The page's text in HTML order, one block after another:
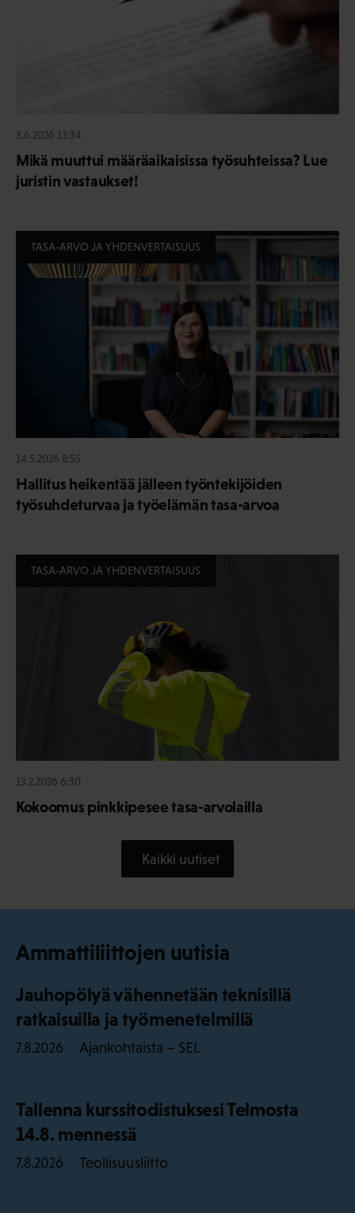
3.6.2026 13:34
Mikä muuttui määräaikaisissa työsuhteissa? Lue
juristin vastaukset!
TASA-ARVO JA YHDENVERTAISUUS
14.5.2026 8:55
Hallitus heikentää jälleen työntekijöiden
työsuhdeturvaa ja työelämän tasa-arvoa
TASA-ARVO JA YHDENVERTAISUUS
13.2.2026 6:30
Kokoomus pinkkipesee tasa-arvolailla
Kaikki uutiset
Ammattiliittojen uutisia
Jauhopölyä vähennetään teknisillä
ratkaisuilla ja työmenetelmillä
7.8.2026 Ajankohtaista – SEL
Tallenna kurssitodistuksesi Telmosta
14.8. mennessä
7.8.2026 Teollisuusliitto